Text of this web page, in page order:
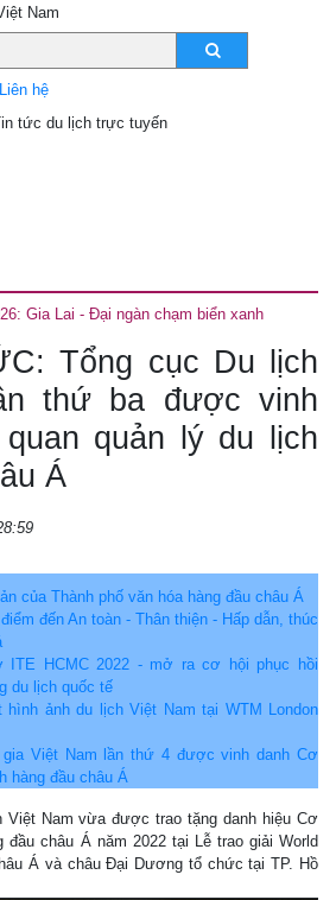
Liên hệ
Gia Lai - Đại ngàn chạm biển xanh
Tổng cục Du lịch
thứ ba được vinh
quản lý du lịch
Á
của Thành phố văn hóa hàng đầu châu Á
đến An toàn - Thân thiện - Hấp dẫn, thúc
ITE HCMC 2022 - mở ra cơ hội phục hồi
du lịch quốc tế
hình ảnh du lịch Việt Nam tại WTM London
Việt Nam lần thứ 4 được vinh danh Cơ
hàng đầu châu Á
Việt Nam vừa được trao tặng danh hiệu Cơ
đầu châu Á năm 2022 tại Lễ trao giải World
Á và châu Đại Dương tổ chức tại TP. Hồ